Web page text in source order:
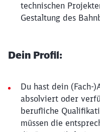
technischen
Gestaltung des
Dein Profil:
Du hast dein
absolviert oder
berufliche
müssen die